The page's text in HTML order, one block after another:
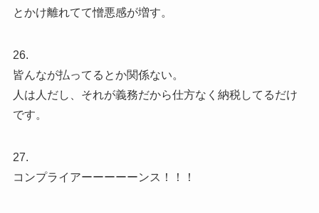
とかけ離れてて憎悪感が増す。
26.
皆んなが払ってるとか関係ない。
人は人だし、それが義務だから仕方なく納税してるだけ
です。
27.
コンプライアーーーーーンス！！！